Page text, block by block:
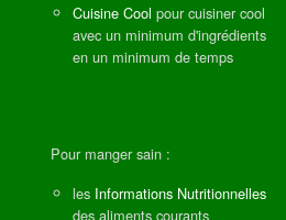
Cuisine Cool pour cuisiner cool
avec un minimum d'ingrédients
en un minimum de temps
Pour manger sain :
les Informations Nutritionnelles
des aliments courants